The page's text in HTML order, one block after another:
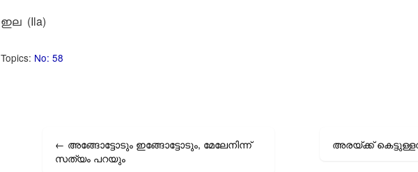
ഇല (Ila)
Topics: No: 58
navigation
← അങ്ങോട്ടോടും ഇങ്ങോട്ടോടും, മേലേനിന്ന്
സത്യം പറയും
അരയ്ക്ക്